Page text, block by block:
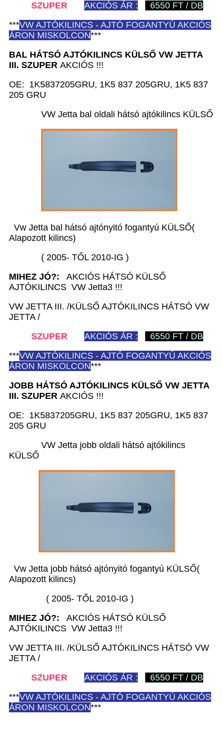
SZUPER
AKCIÓS ÁR :
6550 FT / DB
***VW AJTÓKILINCS - AJTÓ FOGANTYÚ AKCIÓS
ÁRON MISKOLCON***
BAL HÁTSÓ AJTÓKILINCS KÜLSŐ VW JETTA
III. SZUPER AKCIÓS !!!
OE: 1K5837205GRU, 1K5 837 205GRU, 1K5 837
205 GRU
VW Jetta bal oldali hátsó ajtókilincs KÜLSŐ
Vw Jetta bal hátsó ajtónyitó fogantyú KÜLSŐ(
Alapozott kilincs)
( 2005- TŐL 2010-IG )
MIHEZ JÓ?: AKCIÓS HÁTSÓ KÜLSŐ
AJTÓKILINCS VW Jetta3 !!!
VW JETTA III. /KÜLSŐ AJTÓKILINCS HÁTSÓ VW
JETTA /
SZUPER
AKCIÓS ÁR :
6550 FT / DB
***VW AJTÓKILINCS - AJTÓ FOGANTYÚ AKCIÓS
ÁRON MISKOLCON***
JOBB HÁTSÓ AJTÓKILINCS KÜLSŐ VW JETTA
III. SZUPER AKCIÓS !!!
OE: 1K5837205GRU, 1K5 837 205GRU, 1K5 837
205 GRU
VW Jetta jobb oldali hátsó ajtókilincs
KÜLSŐ
Vw Jetta jobb hátsó ajtónyitó fogantyú KÜLSŐ(
Alapozott kilincs)
( 2005- TŐL 2010-IG )
MIHEZ JÓ?: AKCIÓS HÁTSÓ KÜLSŐ
AJTÓKILINCS VW Jetta3 !!!
VW JETTA III. /KÜLSŐ AJTÓKILINCS HÁTSÓ VW
JETTA /
SZUPER
AKCIÓS ÁR :
6550 FT / DB
***VW AJTÓKILINCS - AJTÓ FOGANTYÚ AKCIÓS
ÁRON MISKOLCON***